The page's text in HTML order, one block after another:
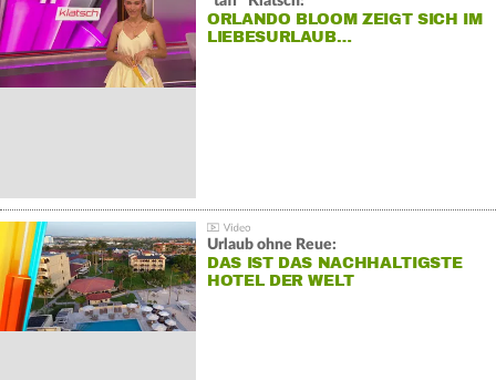
ORLANDO BLOOM ZEIGT SICH IM
LIEBESURLAUB…
Urlaub ohne Reue:
DAS IST DAS NACHHALTIGSTE
HOTEL DER WELT